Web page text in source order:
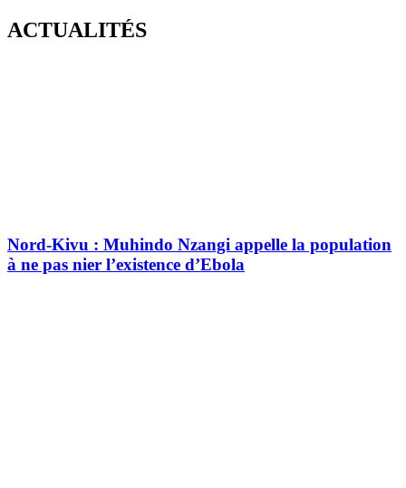
Skip
to
ACTUALITÉS
Nord-Kivu : Muhindo Nzangi appelle la population
à ne pas nier l’existence d’Ebola